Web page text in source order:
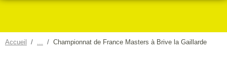
Accueil Championnat de France Masters à Brive la Gaillarde